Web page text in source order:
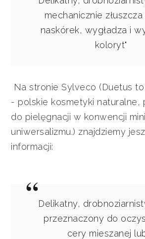
mechanicznie
naskórek, wygładza i
koloryt"
Na stronie Sylveco (Duetus
- polskie kosmetyki naturalne,
do pielęgnacji w konwencji
uniwersalizmu.) znajdziemy
informacji:
Delikatny,
przeznaczony do
cery mieszanej